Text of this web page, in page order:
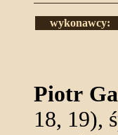
wykonawcy:
Piotr
18, 19),